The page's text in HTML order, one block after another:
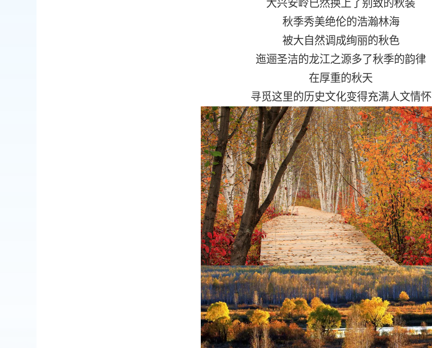
大兴安岭已然换上了别致的秋装
秋季秀美绝伦的浩瀚林海
被大自然调成绚丽的秋色
迤逦圣洁的龙江之源多了秋季的韵律
在厚重的秋天
寻觅这里的历史文化变得充满人文情怀